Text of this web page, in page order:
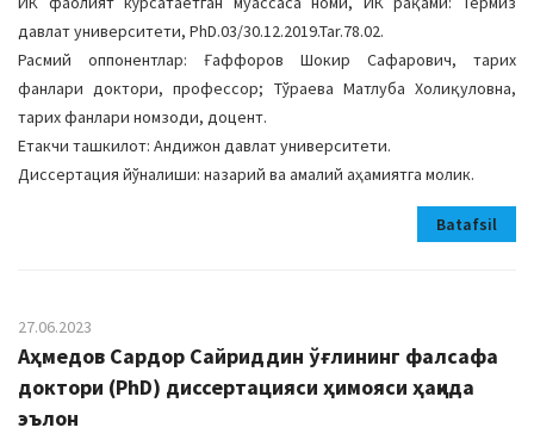
давлат университети, PhD.03/30.12.2019.Tar.78.02.
Расмий оппонентлар: Ғаффоров Шокир Сафарович, тарих
фанлари доктори, профессор; Тўраева Матлуба Холиқуловна,
тарих фанлари номзоди, доцент.
Етакчи ташкилот: Андижон давлат университети.
Диссертация йўналиши: назарий ва амалий аҳамиятга молик.
Batafsil
27.06.2023
Аҳмедов Сардор Сайриддин ўғлининг фалсафа
доктори (PhD) диссертацияси ҳимояси ҳақида
эълон